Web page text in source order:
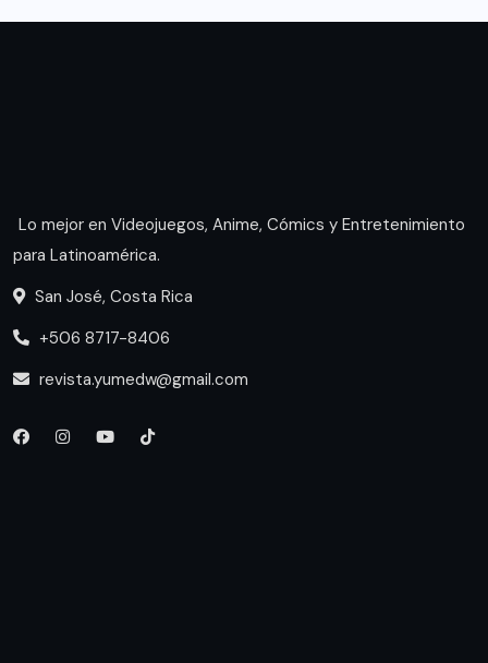
Lo mejor en Videojuegos, Anime, Cómics y Entretenimiento
para Latinoamérica.
San José, Costa Rica
+506 8717-8406
revista.yumedw@gmail.com